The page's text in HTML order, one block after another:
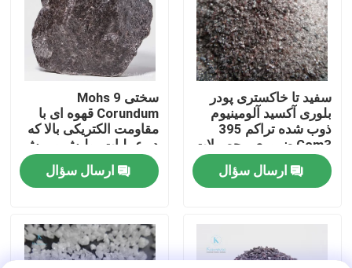
کنترل کیفیت
با ما تماس بگیرید
اخبار
پرونده ها
اکسید آلومینیوم ذوب شده
سفید تا خاکستری پودر
بلوری آکسید آلومینیوم
ذوب شده تراکم 395
Gcm3 ضروری محصولات
ریخته سازی دقیق مواد
اولیه
ارسال سؤال
سختی 9 Mohs
Corundum قهوه ای با
مقاومت الکتریکی بالا که
در عملیات پولیش و برش
استفاده می شود
ارسال سؤال